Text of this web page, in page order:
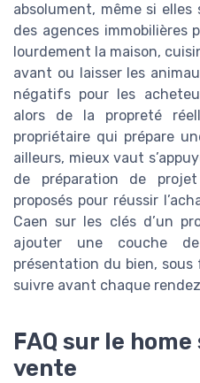
absolument, même si
des agences immobilières
lourdement la maison,
avant ou laisser les
négatifs pour les
alors de la propreté
propriétaire qui prépare
ailleurs, mieux vaut
de préparation de
proposés pour réussir
Caen sur les clés d’un
ajouter une couche
présentation du bien,
suivre avant chaque
FAQ sur le
vente